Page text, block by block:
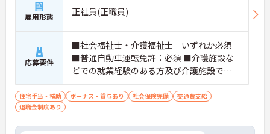
雇用形態 正社員(正職員)
応募要件
■社会福祉士・介護福祉士 いずれか必須
■普通自動車運転免許：必須 ■介護施設な
どでの就業経験のある方及び介護施設での
夜勤経験が有る方
住宅手当・補助 ボーナス・賞与あり 社会保険完備
交通費支給
退職金制度あり